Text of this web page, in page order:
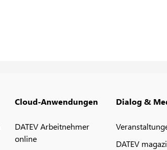
Cloud-Anwendungen
DATEV Arbeitnehmer
online
Dialog &
DATEV